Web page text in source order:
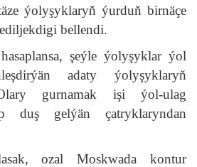
ýolyşyklaryň ýurduň birnäçe
bellendi.
şeýle ýolyşyklar ýol
adaty ýolyşyklaryň
gurnamak işi ýol-ulag
duş gelýän çatryklaryndan
ozal Moskwada kontur